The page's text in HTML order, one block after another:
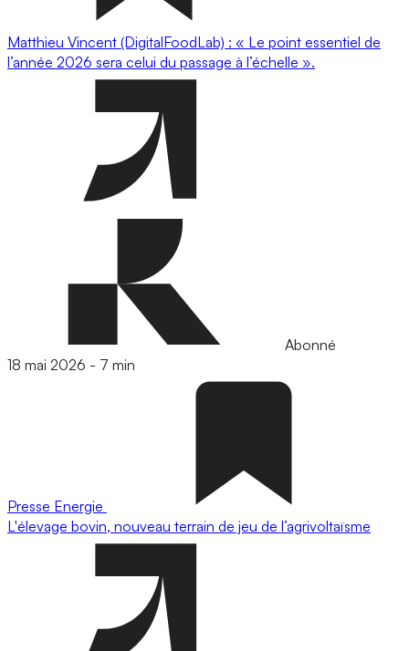
Matthieu Vincent (DigitalFoodLab) : « Le point essentiel de
l’année 2026 sera celui du passage à l’échelle ».
Abonné
18 mai 2026 - 7 min
Presse Energie
L'élevage bovin, nouveau terrain de jeu de l’agrivoltaïsme